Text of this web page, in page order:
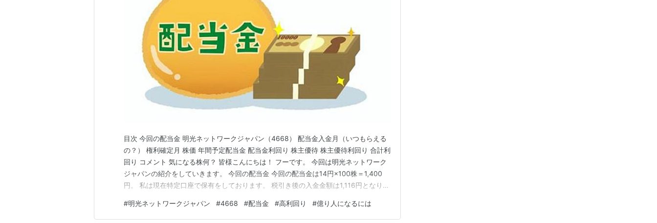
目次 今回の配当金 明光ネットワークジャパン（4668） 配当金入金月（いつもらえる
の？） 権利確定月 株価 年間予定配当金 配当金利回り 株主優待 株主優待利回り 合計利
回り コメント 気になる株何？ 皆様こんにちは！ フーです。 今回は明光ネットワーク
ジャパンの紹介をしていきます。 今回の配当金 今回の配当金は14円×100株＝1,400
円。 私は現在特定口座で保有をしております。 税引き後の入金金額は1,116円となりま
いきたいと思います。 配当金入金月（いつもらえるの？） 5月と11月 権利確定月 8月
…
#明光ネットワークジャパン #4668 #配当金 #高利回り #億り人になるには